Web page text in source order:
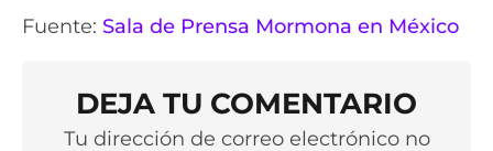
Fuente: Sala de Prensa Mormona en México
DEJA TU COMENTARIO
Tu dirección de correo electrónico no